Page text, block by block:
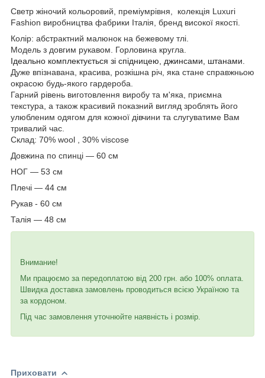
Светр жіночий кольоровий, преміумрівня, колекція Luxuri
Fashion виробництва фабрики Італія, бренд високої якості.
Колір: абстрактний малюнок на бежевому тлі.
Модель з довгим рукавом. Горловина кругла.
Ідеально комплектується зі спідницею, джинсами, штанами.
Дуже впізнавана, красива, розкішна річ, яка стане справжньою
окрасою будь-якого гардероба.
Гарний рівень виготовлення виробу та м'яка, приємна
текстура, а також красивий показний вигляд зроблять його
улюбленим одягом для кожної дівчини та слугуватиме Вам
тривалий час.
Склад: 70% wool , 30% viscose
Довжина по спинці — 60 см
НОГ — 53 см
Плечі — 44 см
Рукав - 60 см
Талія — 48 см
Внимание!
Ми працюємо за передоплатою від 200 грн. або 100% оплата.
Швидка доставка замовлень проводиться всією Україною та
за кордоном.
Під час замовлення уточнюйте наявність і розмір.
Приховати